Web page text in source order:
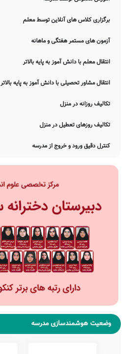
برگزاری کلاس های آنلاین توسط معلم
آزمون های مستمر هفتگی و ماهانه
انتقال معلم با دانش آموز به پایه بالاتر
انتقال مشاور تحصیلی با دانش آموز به پایه بالاتر
تکالیف روزانه در منزل
تکالیف روزهای تعطیل در منزل
کنترل دقیق ورود و خروج از مدرسه
وضعیت هوشمندسازی مدرسه